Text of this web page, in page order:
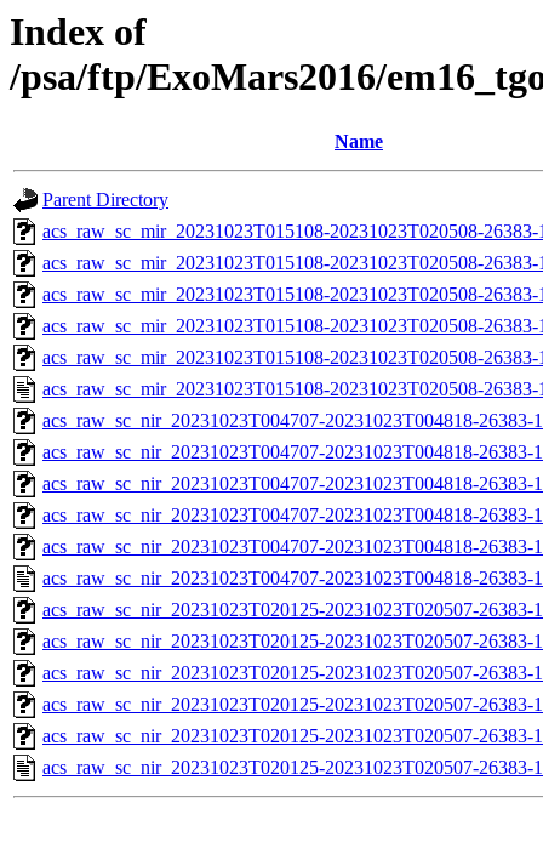
Index of
/psa/ftp/ExoMars2016/
Name
Parent Directory
acs_raw_sc_mir_20231023T015108-20231023T020508-
acs_raw_sc_mir_20231023T015108-20231023T020508-
acs_raw_sc_mir_20231023T015108-20231023T020508-
acs_raw_sc_mir_20231023T015108-20231023T020508-
acs_raw_sc_mir_20231023T015108-20231023T020508-
acs_raw_sc_mir_20231023T015108-20231023T020508-
acs_raw_sc_nir_20231023T004707-20231023T004818-
acs_raw_sc_nir_20231023T004707-20231023T004818-26383-
acs_raw_sc_nir_20231023T004707-20231023T004818-26383-
acs_raw_sc_nir_20231023T004707-20231023T004818-26383-
acs_raw_sc_nir_20231023T004707-20231023T004818-26383-
acs_raw_sc_nir_20231023T004707-20231023T004818-26383-
acs_raw_sc_nir_20231023T020125-20231023T020507-
acs_raw_sc_nir_20231023T020125-20231023T020507-26383-
acs_raw_sc_nir_20231023T020125-20231023T020507-26383-
acs_raw_sc_nir_20231023T020125-20231023T020507-26383-
acs_raw_sc_nir_20231023T020125-20231023T020507-26383-
acs_raw_sc_nir_20231023T020125-20231023T020507-26383-